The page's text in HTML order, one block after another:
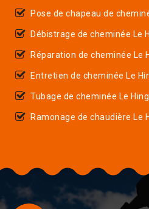
Pose de chapeau de
Débistrage de cheminée Le
Réparation de cheminée Le
Entretien de cheminée Le
Tubage de cheminée Le
Ramonage de chaudière Le